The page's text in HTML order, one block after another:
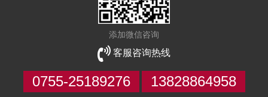
添加微信咨询
客服咨询热线
0755-25189276 13828864958